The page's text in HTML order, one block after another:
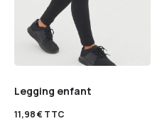
Legging enfant
11,98€TTC